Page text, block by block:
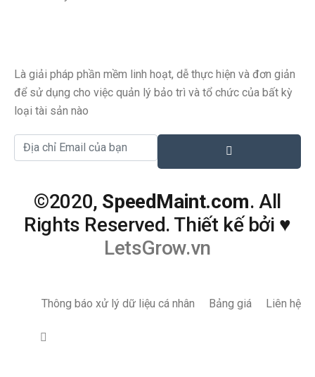
Là giải pháp phần mềm linh hoạt, dễ thực hiện và đơn giản
để sử dụng cho việc quản lý bảo trì và tổ chức của bất kỳ
loại tài sản nào
©2020, SpeedMaint.com. All
Rights Reserved. Thiết kế bởi ♥
LetsGrow.vn
Thông báo xử lý dữ liệu cá nhân Bảng giá Liên hệ